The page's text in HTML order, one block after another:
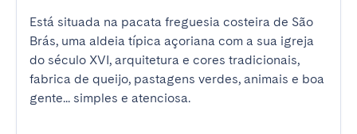
Está situada na pacata freguesia costeira de São
Brás, uma aldeia típica açoriana com a sua igreja
do século XVI, arquitetura e cores tradicionais,
fabrica de queijo, pastagens verdes, animais e boa
gente... simples e atenciosa.